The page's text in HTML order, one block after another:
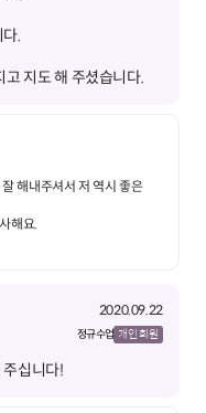
지도 해 주셨습니다.
해내주셔서 저 역시 좋은
해요.
2020.09.22
정규 수업 개인 회원
십니다!